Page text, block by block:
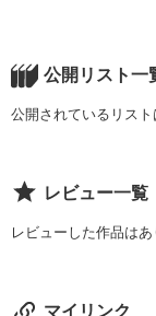
公開リスト一
公開されているリスト
レビュー一覧
レビューした作品はあ
マイリンク